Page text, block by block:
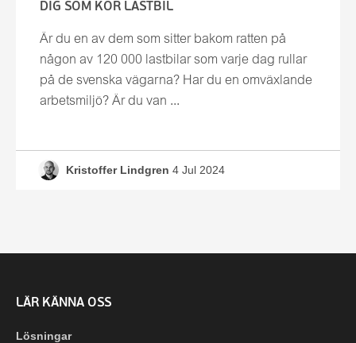
DIG SOM KÖR LASTBIL
Är du en av dem som sitter bakom ratten på
någon av 120 000 lastbilar som varje dag rullar
på de svenska vägarna? Har du en omväxlande
arbetsmiljö? Är du van ...
Kristoffer Lindgren 4 Jul 2024
LÄR KÄNNA OSS
Lösningar